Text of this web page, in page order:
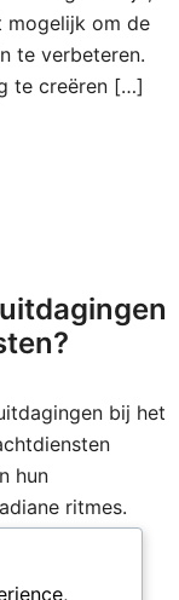
mogelijk om de
te verbeteren.
te creëren […]
bij het
hun
ritmes.
bij het in
het bereiken